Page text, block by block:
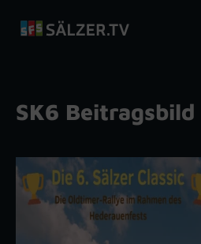
SK6 Beitragsbild